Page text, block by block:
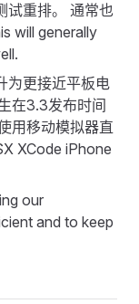
试重排。 通常也
will generally
为更接近平板电
在3.3发布时间
用移动模拟器直
XCode iPhone
our
and to keep